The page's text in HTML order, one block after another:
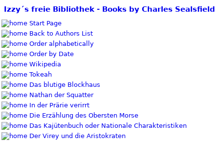
Izzy´s freie Bibliothek - Books by Charles Sealsfield
Start Page
Back to Authors List
Order alphabetically
Order by Date
Wikipedia
Tokeah
Das blutige Blockhaus
Nathan der Squatter
In der Prärie verirrt
Die Erzählung des Obersten Morse
Das Kajütenbuch oder Nationale Charakteristiken
Der Virey und die Aristokraten